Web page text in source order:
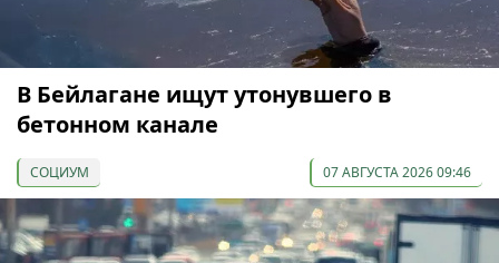
В Бейлагане ищут утонувшего в
бетонном канале
СОЦИУМ 07 АВГУСТА 2026 09:46